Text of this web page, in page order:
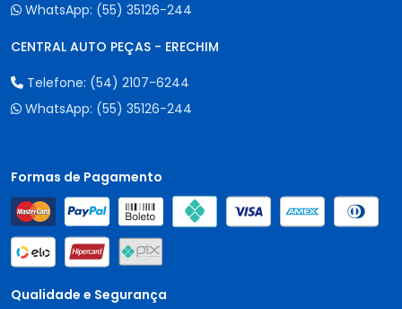
WhatsApp: (55) 35126-244
CENTRAL AUTO PEÇAS - ERECHIM
Telefone: (54) 2107-6244
WhatsApp: (55) 35126-244
Formas de Pagamento
Qualidade e Segurança